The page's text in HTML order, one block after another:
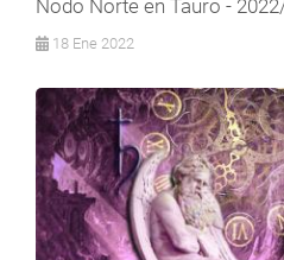
Nodo Norte en Tauro -
18 Ene 2022